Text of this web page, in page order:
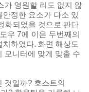
가 영원할 리도 없지 않
정한 요소가 다소 있
화되었을 것으로 판단
우 7에 이은 두번째의
하였다. 화면 해상도
모니터에 맞게 맞출 수
것일까? 호스트의